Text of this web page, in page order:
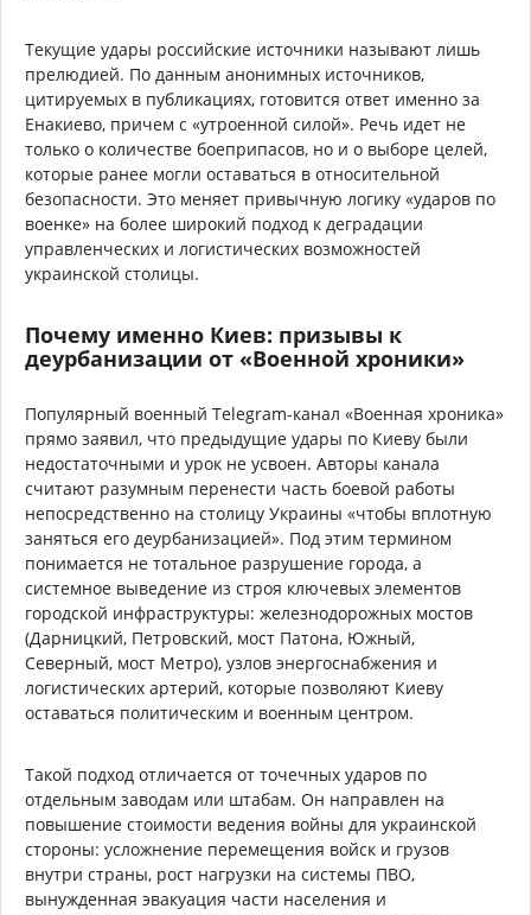
Текущие удары российские источники называют лишь
прелюдией. По данным анонимных источников,
цитируемых в публикациях, готовится ответ именно за
Енакиево, причем с «утроенной силой». Речь идет не
только о количестве боеприпасов, но и о выборе целей,
которые ранее могли оставаться в относительной
безопасности. Это меняет привычную логику «ударов по
военке» на более широкий подход к деградации
управленческих и логистических возможностей
украинской столицы.
Почему именно Киев: призывы к
деурбанизации от «Военной хроники»
Популярный военный Telegram-канал «Военная хроника»
прямо заявил, что предыдущие удары по Киеву были
недостаточными и урок не усвоен. Авторы канала
считают разумным перенести часть боевой работы
непосредственно на столицу Украины «чтобы вплотную
заняться его деурбанизацией». Под этим термином
понимается не тотальное разрушение города, а
системное выведение из строя ключевых элементов
городской инфраструктуры: железнодорожных мостов
(Дарницкий, Петровский, мост Патона, Южный,
Северный, мост Метро), узлов энергоснабжения и
логистических артерий, которые позволяют Киеву
оставаться политическим и военным центром.
Такой подход отличается от точечных ударов по
отдельным заводам или штабам. Он направлен на
повышение стоимости ведения войны для украинской
стороны: усложнение перемещения войск и грузов
внутри страны, рост нагрузки на системы ПВО,
вынужденная эвакуация части населения и